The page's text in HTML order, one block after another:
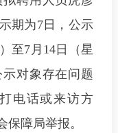
期为7日，公示
至7月14日（星
对象存在问题
电话或来访方
障局举报。